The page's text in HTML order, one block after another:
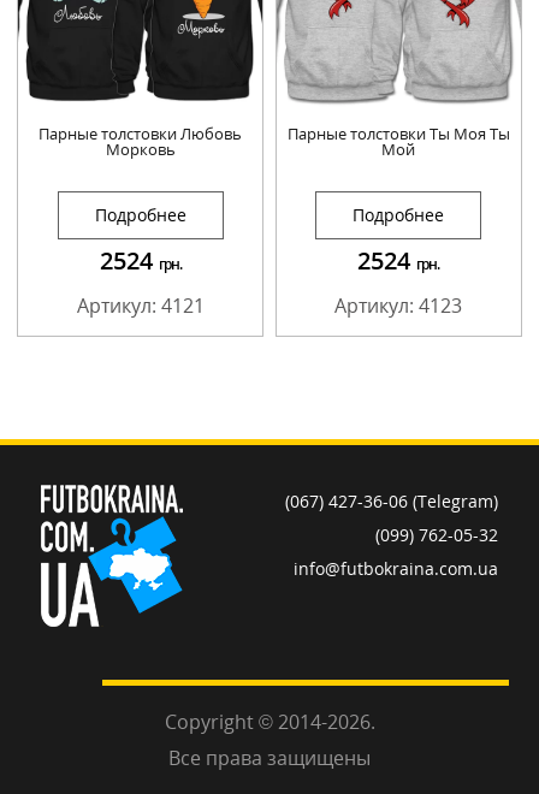
Парные толстовки Любовь
Морковь
Подробнее
2524 грн.
Артикул: 4121
Парные толстовки Ты Моя Ты
Мой
Подробнее
2524 грн.
Артикул: 4123
(067) 427-36-06 (Telegram)
(099) 762-05-32
info@futbokraina.com.ua
Copyright © 2014-2026.
Все права защищены